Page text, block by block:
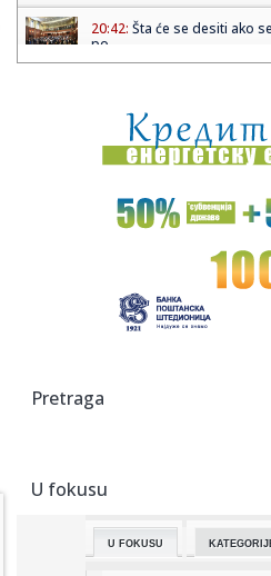
20:42: Šta će se desiti ako
po...
20:40:Novine: "Tramp zna
Ameriku"; "Kurti...
20:39:Skandal u
trovanja cijan...
Mađar otkrio kakva
20:34:RADNIČKI TRAŽI
20:21:
20:21: Valensija dovela
Pretraga
U fokusu
U FOKUSU